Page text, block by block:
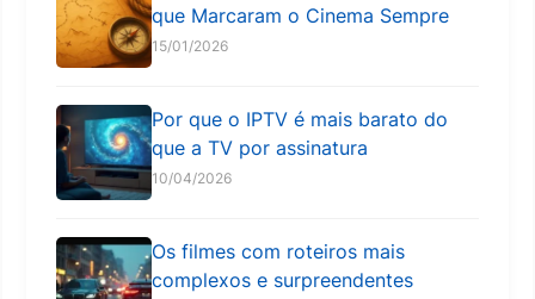
que Marcaram o Cinema Sempre
15/01/2026
Por que o IPTV é mais barato do
que a TV por assinatura
10/04/2026
Os filmes com roteiros mais
complexos e surpreendentes